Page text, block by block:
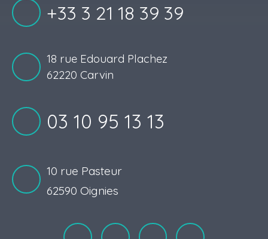
+33 3 21 18 39 39
18 rue Edouard Plachez
62220 Carvin
03 10 95 13 13
10 rue Pasteur
62590 Oignies